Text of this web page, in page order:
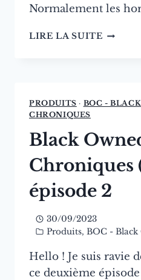
Normalement les
LIRE LA SUITE
28
À
JOUR!
PRODUITS · BOC -
CHRONIQUES
Black
Chroniques
épisode 2
30/09/2023
Produits, BOC -
Hello ! Je suis ravie
ce deuxième